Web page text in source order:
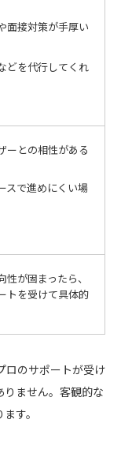
面接対策が手厚い
どを代行してくれ
ーとの相性がある
スで進めにくい場
性が固まったら、
トを受けて具体的
ロのサポートが受け
ません。客観的な
す。